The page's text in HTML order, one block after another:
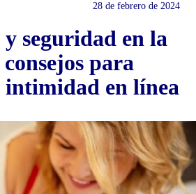
28 de febrero de 2024
seguridad en la
para
en línea